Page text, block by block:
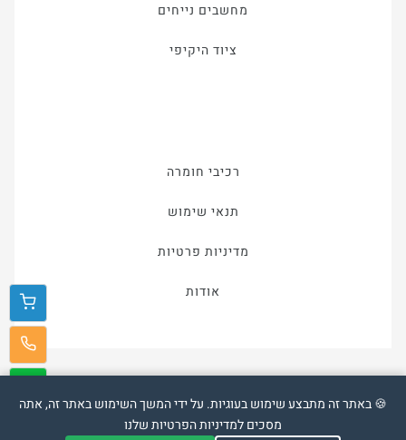
מחשבים נייחים
ציוד היקיפי
רכיבי חומרה
תנאי שימוש
מדיניות פרטיות
אודות
🍪 באתר זה מתבצע שימוש בעוגיות. על ידי המשך השימוש באתר זה, אתה
מסכים למדיניות הפרטיות שלנו